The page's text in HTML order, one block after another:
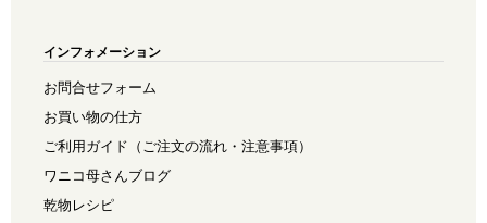
インフォメーション
お問合せフォーム
お買い物の仕方
ご利用ガイド（ご注文の流れ・注意事項）
ワニコ母さんブログ
乾物レシピ